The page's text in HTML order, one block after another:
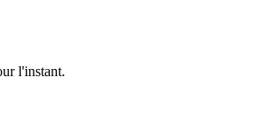
l'instant.